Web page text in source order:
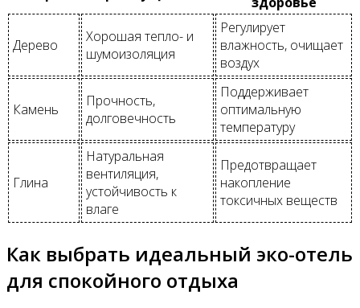
Дерево
Хорошая тепло- и
шумоизоляция
Регулирует
влажность, очищает
воздух
Камень
Прочность,
долговечность
Поддерживает
оптимальную
температуру
Глина
Натуральная
вентиляция,
устойчивость к
влаге
Предотвращает
накопление
токсичных веществ
Как выбрать идеальный эко-отель
для спокойного отдыха